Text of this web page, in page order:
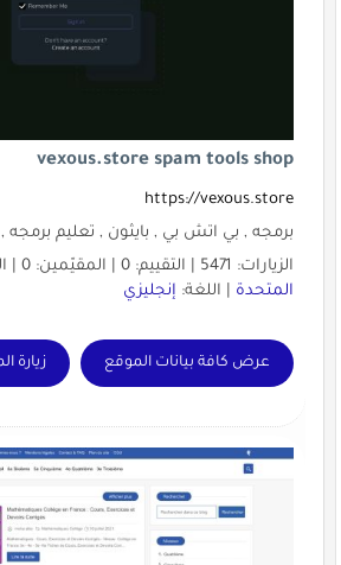
vexous.store spam tools shop
https://vexous.store
برمجه , بي اتش بي , بايثون , تعليم برمجه
الزيارات: 5471 | التقييم: 0 | المقيّمين: 0 | الدولة:
المتحدة| اللغة: إنجليزي
عرض كافة بيانات الموقع زيارة